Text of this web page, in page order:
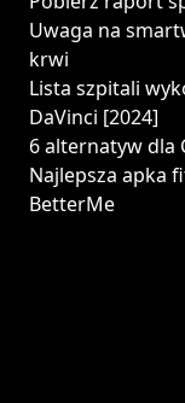
Uwaga na
krwi
Lista szpitali
DaVinci [2024]
6 alternatyw dla
Najlepsza apka
BetterMe